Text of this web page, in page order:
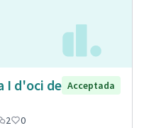
I d'oci de Acceptada
2 0